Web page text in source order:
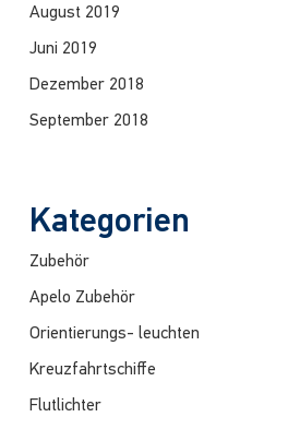
August 2019
Juni 2019
Dezember 2018
September 2018
Kategorien
Zubehör
Apelo Zubehör
Orientierungs- leuchten
Kreuzfahrtschiffe
Flutlichter